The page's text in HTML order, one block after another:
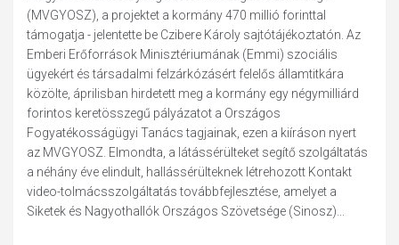
(MVGYOSZ), a projektet a kormány 470 millió forinttal
támogatja - jelentette be Czibere Károly sajtótájékoztatón. Az
Emberi Erőforrások Minisztériumának (Emmi) szociális
ügyekért és társadalmi felzárkózásért felelős államtitkára
közölte, áprilisban hirdetett meg a kormány egy négymilliárd
forintos keretösszegű pályázatot a Országos
Fogyatékosságügyi Tanács tagjainak, ezen a kiíráson nyert
az MVGYOSZ. Elmondta, a látássérülteket segítő szolgáltatás
a néhány éve elindult, hallássérülteknek létrehozott Kontakt
video-tolmácsszolgáltatás továbbfejlesztése, amelyet a
Siketek és Nagyothallók Országos Szövetsége (Sinosz)...